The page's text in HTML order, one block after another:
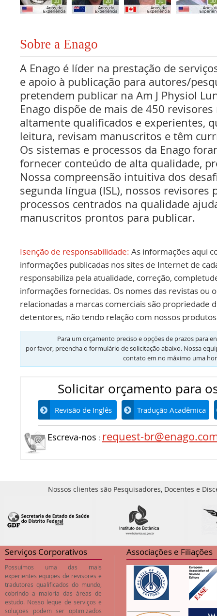
Sobre a Enago
A Enago é líder na prestação de
e apoio à publicação para autores/
pretendem publicar na Am J Physiol
Enago dispõe de mais de 450
altamente qualificados e experientes,
leitura, revisam manuscritos e têm
Os sistemas e processos da Enago
fornecer conteúdo de alta qualidade,
Nossa compreensão intuitiva dos
segunda língua (ISL), nossos revisores
processos centrados na qualidade
manuscritos prontos para publicar.
Isenção de responsabilidade: As informações aqui
informações publicadas nos sites de Internet de
responsabiliza pela atualidade, correção,
informações fornecidas. Os nomes das revistas ou
relacionadas a marcas comerciais são propriedade
detentores, não tendo relação com nossos
Para um orçamento preciso e opções de prazos para
por favor, preencha o formulário de solicitação abaixo. Nossa
contato em no máximo uma
Solicitar orçamento para
Revisão de Inglês Tradução Acadêmica
Escreva-nos : request-
Nossos clientes são Pesquisadores, Docentes e
Serviços Corporativos
Possuímos uma das mais
experientes equipes de revisores e
tradutores qualificados do mundo,
cobrindo a maioria das áreas de
estudo. Nosso leque de serviços e
soluções podem ser optimizados
Associações e Filiações